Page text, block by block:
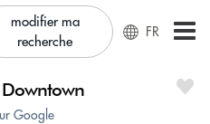
modifier ma
recherche
FR
Google